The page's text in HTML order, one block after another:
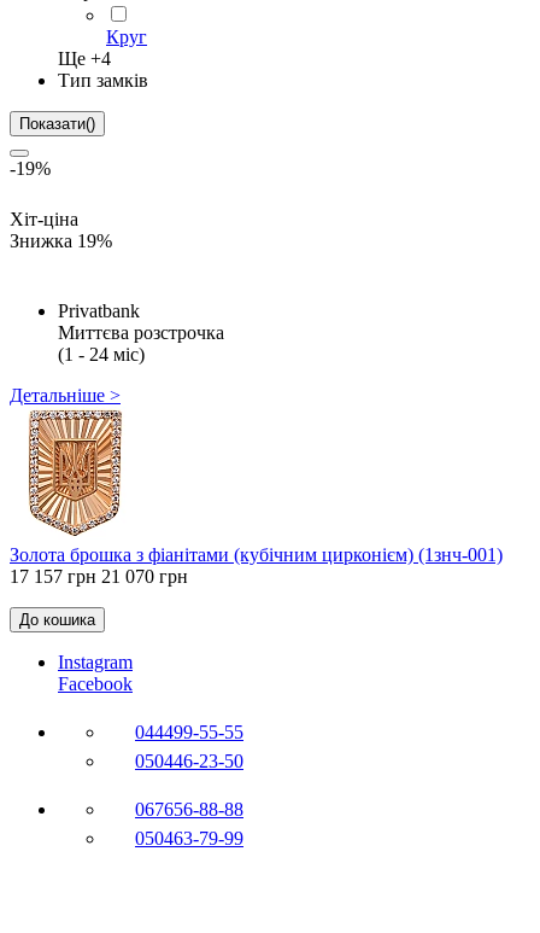
Круг
Ще +4
Тип замків
Показати()
-19%
Хіт-ціна
Знижка 19%
Privatbank
Миттєва розстрочка
(1 - 24 міс)
Детальніше >
Золота брошка з фіанітами (кубічним цирконієм) (1знч-001)
17 157 грн 21 070 грн
До кошика
Instagram
Facebook
044499-55-55
050446-23-50
067656-88-88
050463-79-99